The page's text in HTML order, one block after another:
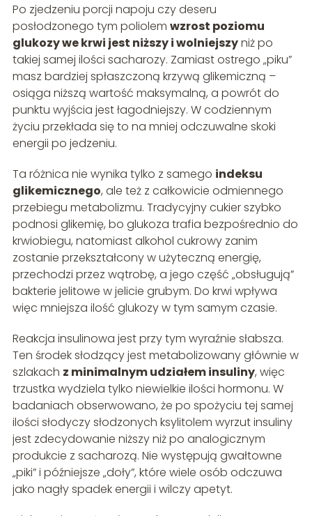
Po zjedzeniu porcji napoju czy deseru
posłodzonego tym poliolem wzrost poziomu
glukozy we krwi jest niższy i wolniejszyniż po
takiej samej ilości sacharozy. Zamiast ostrego „piku”
masz bardziej spłaszczoną krzywą glikemiczną –
osiąga niższą wartość maksymalną, a powrót do
punktu wyjścia jest łagodniejszy. W codziennym
życiu przekłada się to na mniej odczuwalne skoki
energii po jedzeniu.
Ta różnica nie wynika tylko z samego indeksu
glikemicznego, ale też z całkowicie odmiennego
przebiegu metabolizmu. Tradycyjny cukier szybko
podnosi glikemię, bo glukoza trafia bezpośrednio do
krwiobiegu, natomiast alkohol cukrowy zanim
zostanie przekształcony w użyteczną energię,
przechodzi przez wątrobę, a jego część „obsługują”
bakterie jelitowe w jelicie grubym. Do krwi wpływa
więc mniejsza ilość glukozy w tym samym czasie.
Reakcja insulinowa jest przy tym wyraźnie słabsza.
Ten środek słodzący jest metabolizowany głównie w
szlakach z minimalnym udziałem insuliny, więc
trzustka wydziela tylko niewielkie ilości hormonu. W
badaniach obserwowano, że po spożyciu tej samej
ilości słodyczy słodzonych ksylitolem wyrzut insuliny
jest zdecydowanie niższy niż po analogicznym
produkcie z sacharozą. Nie występują gwałtowne
„piki” i późniejsze „doły”, które wiele osób odczuwa
jako nagły spadek energii i wilczy apetyt.